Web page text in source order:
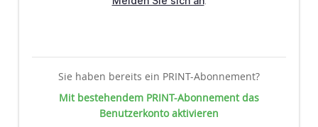
Sie haben bereits ein PRINT-Abonnement?
Mit bestehendem PRINT-Abonnement das
Benutzerkonto aktivieren